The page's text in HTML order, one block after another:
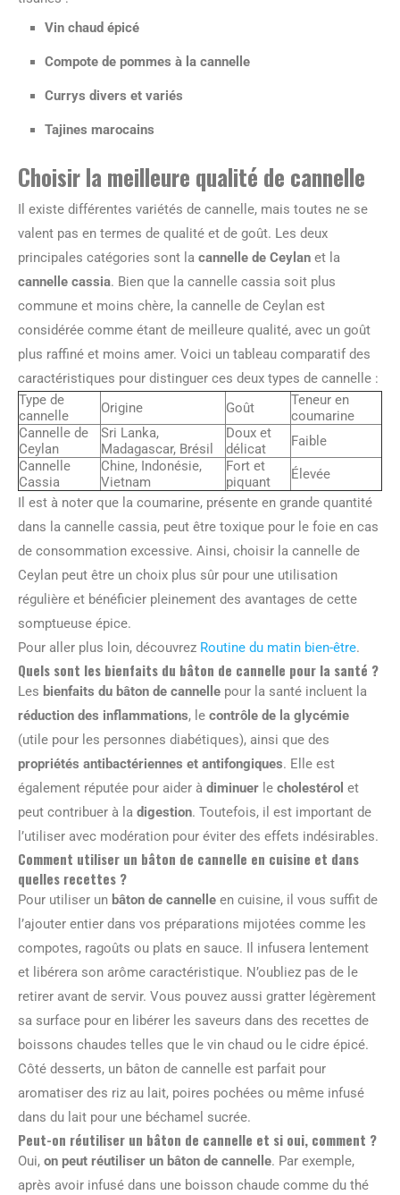
Vin chaud épicé
Compote de pommes à la cannelle
Currys divers et variés
Tajines marocains
Choisir la meilleure qualité de cannelle
Il existe différentes variétés de cannelle, mais toutes ne se
valent pas en termes de qualité et de goût. Les deux
principales catégories sont la cannelle de Ceylan et la
cannelle cassia. Bien que la cannelle cassia soit plus
commune et moins chère, la cannelle de Ceylan est
considérée comme étant de meilleure qualité, avec un goût
plus raffiné et moins amer. Voici un tableau comparatif des
caractéristiques pour distinguer ces deux types de cannelle :
Type de
cannelle
Origine Goût
Teneur en
coumarine
Cannelle de
Ceylan
Sri Lanka,
Madagascar, Brésil
Doux et
délicat
Faible
Cannelle
Cassia
Chine, Indonésie,
Vietnam
Fort et
piquant
Élevée
Il est à noter que la coumarine, présente en grande quantité
dans la cannelle cassia, peut être toxique pour le foie en cas
de consommation excessive. Ainsi, choisir la cannelle de
Ceylan peut être un choix plus sûr pour une utilisation
régulière et bénéficier pleinement des avantages de cette
somptueuse épice.
Pour aller plus loin, découvrez Routine du matin bien-être.
Quels sont les bienfaits du bâton de cannelle pour la santé ?
Les bienfaits du bâton de cannelle pour la santé incluent la
réduction des inflammations, le contrôle de la glycémie
(utile pour les personnes diabétiques), ainsi que des
propriétés antibactériennes et antifongiques. Elle est
également réputée pour aider à diminuer le cholestérol et
peut contribuer à la digestion. Toutefois, il est important de
l’utiliser avec modération pour éviter des effets indésirables.
Comment utiliser un bâton de cannelle en cuisine et dans
quelles recettes ?
Pour utiliser un bâton de cannelle en cuisine, il vous suffit de
l’ajouter entier dans vos préparations mijotées comme les
compotes, ragoûts ou plats en sauce. Il infusera lentement
et libérera son arôme caractéristique. N’oubliez pas de le
retirer avant de servir. Vous pouvez aussi gratter légèrement
sa surface pour en libérer les saveurs dans des recettes de
boissons chaudes telles que le vin chaud ou le cidre épicé.
Côté desserts, un bâton de cannelle est parfait pour
aromatiser des riz au lait, poires pochées ou même infusé
dans du lait pour une béchamel sucrée.
Peut-on réutiliser un bâton de cannelle et si oui, comment ?
Oui, on peut réutiliser un bâton de cannelle. Par exemple,
après avoir infusé dans une boisson chaude comme du thé